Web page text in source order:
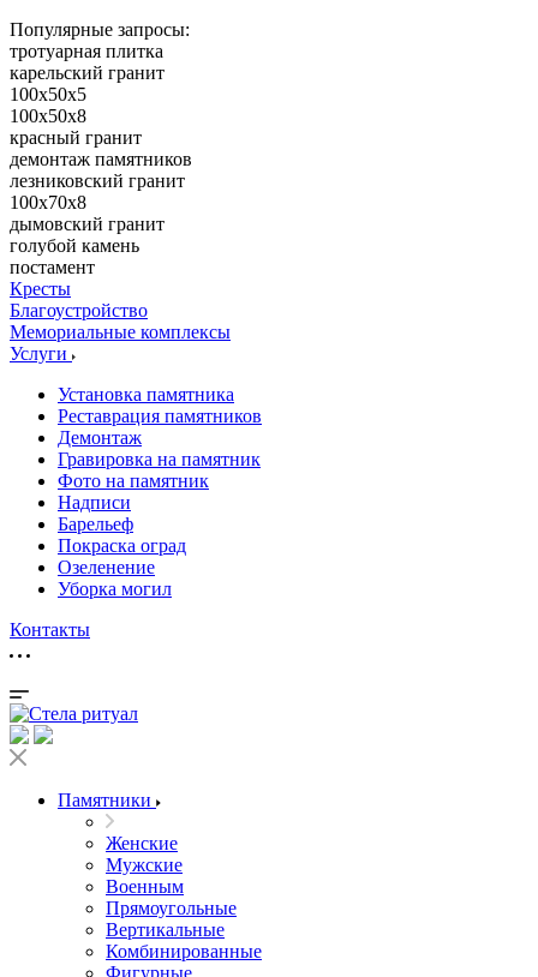
Популярные запросы:
тротуарная плитка
карельский гранит
100х50х5
100х50х8
красный гранит
демонтаж памятников
лезниковский гранит
100х70х8
дымовский гранит
голубой камень
постамент
Кресты
Благоустройство
Мемориальные комплексы
Услуги
Установка памятника
Реставрация памятников
Демонтаж
Гравировка на памятник
Фото на памятник
Надписи
Барельеф
Покраска оград
Озеленение
Уборка могил
Контакты
Памятники
Женские
Мужские
Военным
Прямоугольные
Вертикальные
Комбинированные
Фигурные